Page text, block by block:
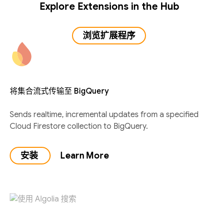
Explore Extensions in the Hub
浏览扩展程序
将集合流式传输至 BigQuery
Sends realtime, incremental updates from a specified
Cloud Firestore collection to BigQuery.
安装 Learn More